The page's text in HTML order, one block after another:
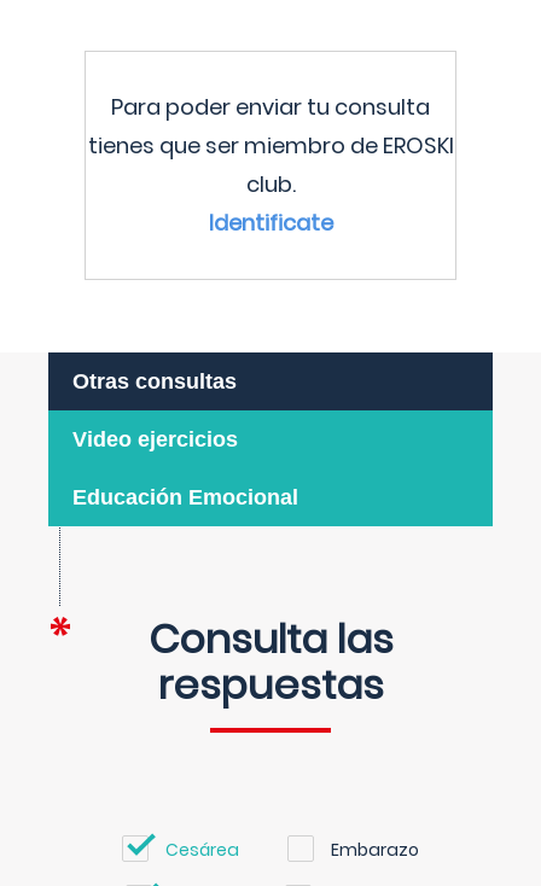
Para poder enviar tu consulta
tienes que ser miembro de EROSKI
club.
Identificate
Otras consultas
Video ejercicios
Educación Emocional
Consulta las
respuestas
Cesárea Embarazo